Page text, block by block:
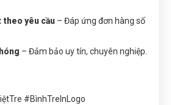
theo yêu cầu – Đáp ứng đơn hàng số
– Đảm bảo uy tín, chuyên nghiệp.
#BìnhTreInLogo